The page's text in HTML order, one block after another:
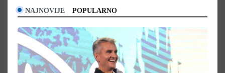
NAJNOVIJE POPULARNO